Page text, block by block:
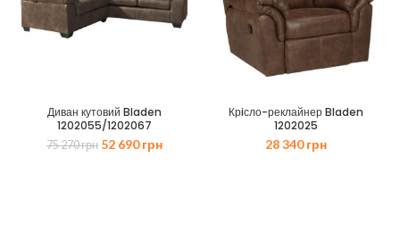
Диван кутовий Bladen
1202055/1202067
75 270грн Оригінальна
52 690грнПоточна
Крiсло-реклайнер Bladen
1202025
28 340грн